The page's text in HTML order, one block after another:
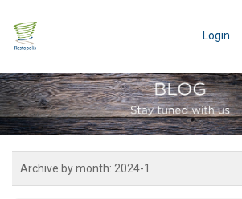
Login
Archive by month: 2024-1